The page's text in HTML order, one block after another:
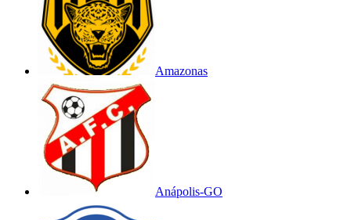
Amazonas
Anápolis-GO